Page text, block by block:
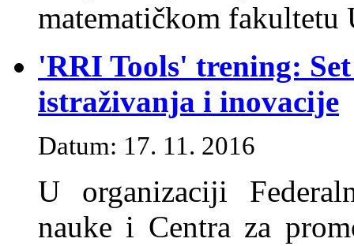
matematičkom
'RRI Tools' trening:
istraživanja i inovacije
Datum: 17. 11. 2016
U organizaciji
nauke i Centra za